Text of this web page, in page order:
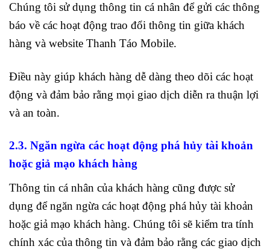
Chúng tôi sử dụng thông tin cá nhân để gửi các thông
báo về các hoạt động trao đổi thông tin giữa khách
hàng và website Thanh Táo Mobile.
Điều này giúp khách hàng dễ dàng theo dõi các hoạt
động và đảm bảo rằng mọi giao dịch diễn ra thuận lợi
và an toàn.
2.3. Ngăn ngừa các hoạt động phá hủy tài khoản
hoặc giả mạo khách hàng
Thông tin cá nhân của khách hàng cũng được sử
dụng để ngăn ngừa các hoạt động phá hủy tài khoản
hoặc giả mạo khách hàng. Chúng tôi sẽ kiểm tra tính
chính xác của thông tin và đảm bảo rằng các giao dịch